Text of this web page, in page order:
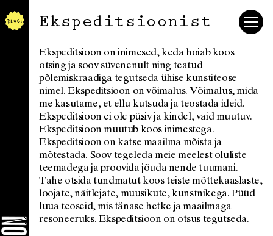
Ekspeditsioonist
Ekspeditsioon on inimesed, keda hoiab koos
otsing ja soov süvenenult ning teatud
põlemiskraadiga tegutseda ühise kunstiteose
nimel. Ekspeditsioon on võimalus. Võimalus, mida
me kasutame, et ellu kutsuda ja teostada ideid.
Ekspeditsioon ei ole püsiv ja kindel, vaid muutuv.
Ekspeditsioon muutub koos inimestega.
Ekspeditsioon on katse maailma mõista ja
mõtestada. Soov tegeleda meie meelest oluliste
teemadega ja proovida jõuda nende tuumani.
Tahe otsida tundmatut koos teiste mõttekaaslaste,
loojate, näitlejate, muusikute, kunstnikega. Püüd
luua teoseid, mis tänase hetke ja maailmaga
resoneeruks. Ekspeditsioon on otsus tegutseda.